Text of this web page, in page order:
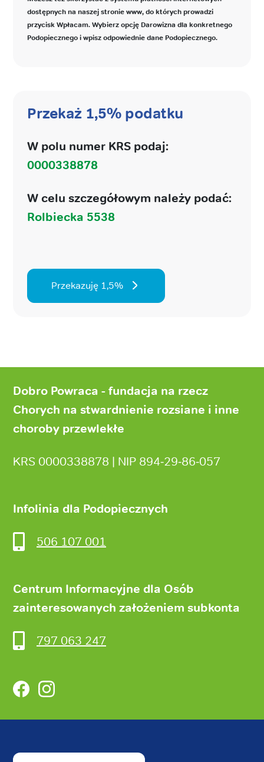
dostępnych na naszej stronie www, do których prowadzi
przycisk Wpłacam. Wybierz opcję Darowizna dla konkretnego
Podopiecznego i wpisz odpowiednie dane Podopiecznego.
Przekaż 1,5% podatku
W polu numer KRS podaj:
0000338878
W celu szczegółowym należy podać:
Rolbiecka 5538
Przekazuję 1,5%
stronyDobro Powraca - fundacja na rzecz
Chorych na stwardnienie rozsiane i inne
choroby przewlekłe
KRS 0000338878 | NIP 894‑29‑86‑057
Infolinia dla Podopiecznych
506 107 001
Centrum Informacyjne dla Osób
zainteresowanych założeniem subkonta
797 063 247
FacebookInstagram